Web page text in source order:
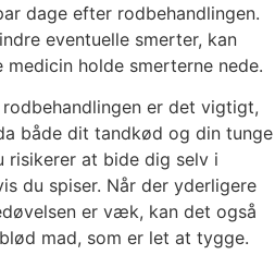
dage efter rodbehandlingen.
eventuelle smerter, kan
holde smerterne nede.
er det vigtigt,
både dit tandkød og din tunge
risikerer at bide dig selv i
du spiser. Når der yderligere
er væk, kan det også
mad, som er let at tygge.